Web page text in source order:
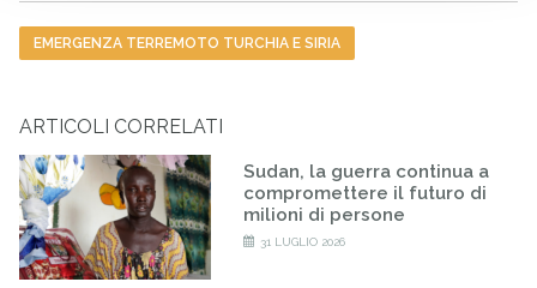
Tag
EMERGENZA TERREMOTO TURCHIA E SIRIA
ARTICOLI CORRELATI
Sudan, la guerra continua a
compromettere il futuro di
milioni di persone
31 LUGLIO 2026